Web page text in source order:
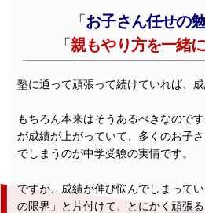
「お子さん任せの
「親もやり方を一緒
塾に通って頑張って続けていれば、
もちろん本来はそうあるべきなので
が成績が上がっていて、多くのお子
でしまうのが中学受験の実情です。
ですが、成績が伸び悩んでしまって
の限界」と片付けて、とにかく頑張